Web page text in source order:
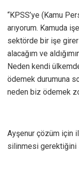
“KPSS’ye (Kamu
arıyorum. Kamuda
sektörde bir işe
alacağım ve
Neden kendi
ödemek durumuna
neden biz ödemek
Ayşenur çözüm için
silinmesi gerektiğini